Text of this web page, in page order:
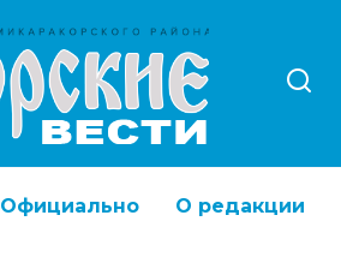
Официально О редакции